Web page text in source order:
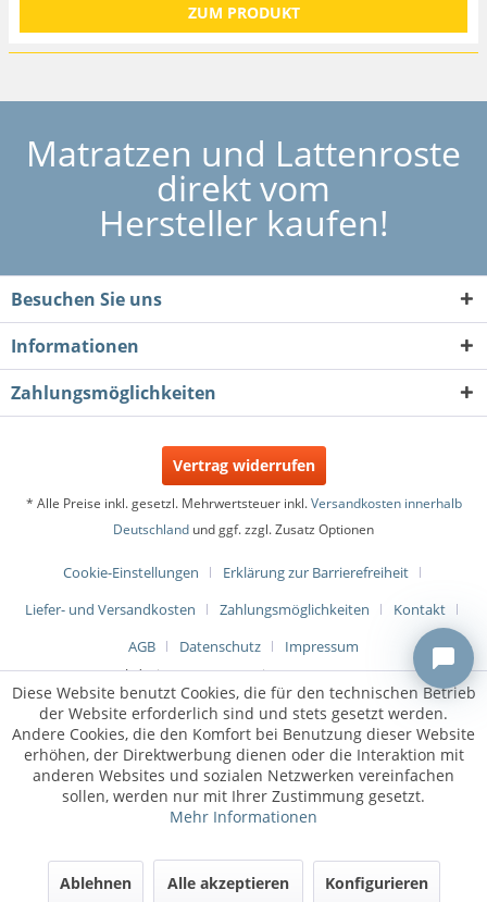
ZUM PRODUKT
Matratzen und Lattenroste
direkt vom
Hersteller kaufen!
Besuchen Sie uns
Informationen
Zahlungsmöglichkeiten
Vertrag widerrufen
* Alle Preise inkl. gesetzl. Mehrwertsteuer inkl.Versandkosten innerhalb
Deutschland und ggf. zzgl. Zusatz Optionen
Cookie-Einstellungen
Erklärung zur Barrierefreiheit
Liefer- und Versandkosten
Zahlungsmöglichkeiten
Kontakt
AGB
Datenschutz
Impressum
Webdesign & Programmierung:metaMOVE
Diese Website benutzt Cookies, die für den technischen Betrieb
der Website erforderlich sind und stets gesetzt werden.
Andere Cookies, die den Komfort bei Benutzung dieser Website
erhöhen, der Direktwerbung dienen oder die Interaktion mit
anderen Websites und sozialen Netzwerken vereinfachen
sollen, werden nur mit Ihrer Zustimmung gesetzt.
Mehr Informationen
Ablehnen Alle akzeptieren Konfigurieren